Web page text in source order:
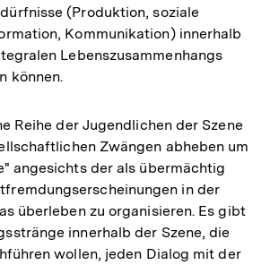
(Produktion, soziale
Kommunikation) innerhalb
Lebenszusammenhangs
können.
Reihe der Jugendlichen der Szene
Zwängen abheben um
angesichts der als übermächtig
in der
überleben zu organisieren. Es gibt
innerhalb der Szene, die
wollen, jeden Dialog mit der